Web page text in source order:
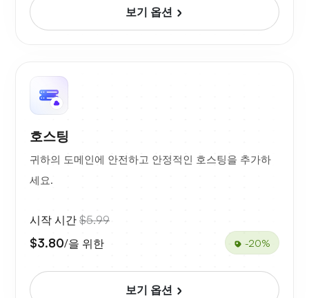
보기 옵션
호스팅
귀하의 도메인에 안전하고 안정적인 호스팅을 추가하
세요.
시작 시간 $5.99
$3.80/을 위한 -20%
보기 옵션